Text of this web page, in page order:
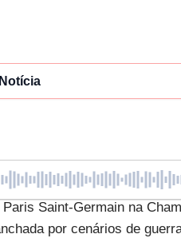
Saint-Germain na
por cenários de